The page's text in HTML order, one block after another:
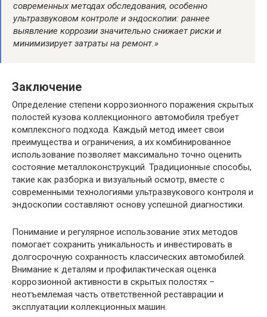
современных методах обследования, особенно
ультразвуковом контроле и эндоскопии: раннее
выявление коррозии значительно снижает риски и
минимизирует затраты на ремонт.»
Заключение
Определение степени коррозионного поражения скрытых
полостей кузова коллекционного автомобиля требует
комплексного подхода. Каждый метод имеет свои
преимущества и ограничения, а их комбинированное
использование позволяет максимально точно оценить
состояние металлоконструкций. Традиционные способы,
такие как разборка и визуальный осмотр, вместе с
современными технологиями ультразвукового контроля и
эндоскопии составляют основу успешной диагностики.
Понимание и регулярное использование этих методов
помогает сохранить уникальность и инвестировать в
долгосрочную сохранность классических автомобилей.
Внимание к деталям и профилактическая оценка
коррозионной активности в скрытых полостях –
неотъемлемая часть ответственной реставрации и
эксплуатации коллекционных машин.